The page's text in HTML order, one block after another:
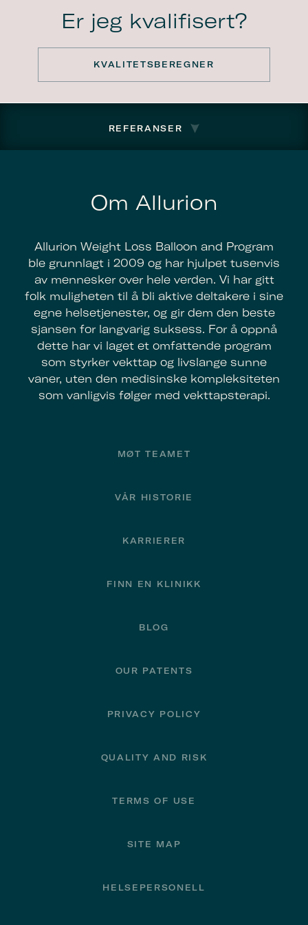
Er jeg kvalifisert?
KVALITETSBEREGNER
REFERANSER
Om Allurion
Allurion Weight Loss Balloon and Program
ble grunnlagt i 2009 og har hjulpet tusenvis
av mennesker over hele verden. Vi har gitt
folk muligheten til å bli aktive deltakere i sine
egne helsetjenester, og gir dem den beste
sjansen for langvarig suksess. For å oppnå
dette har vi laget et omfattende program
som styrker vekttap og livslange sunne
vaner, uten den medisinske kompleksiteten
som vanligvis følger med vekttapsterapi.
MØT TEAMET
VÅR HISTORIE
KARRIERER
FINN EN KLINIKK
BLOG
OUR PATENTS
PRIVACY POLICY
QUALITY AND RISK
TERMS OF USE
SITE MAP
HELSEPERSONELL